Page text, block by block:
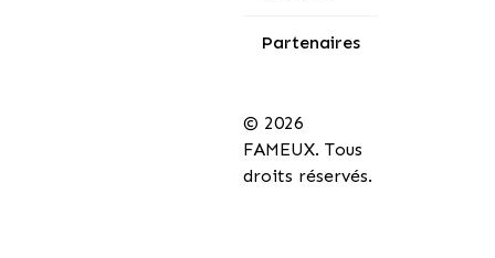
Partenaires
© 2026
FAMEUX. Tous
droits réservés.